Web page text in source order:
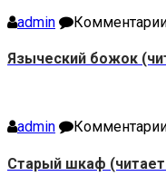
admin
Языческий божок
admin
Старый шкаф (читает